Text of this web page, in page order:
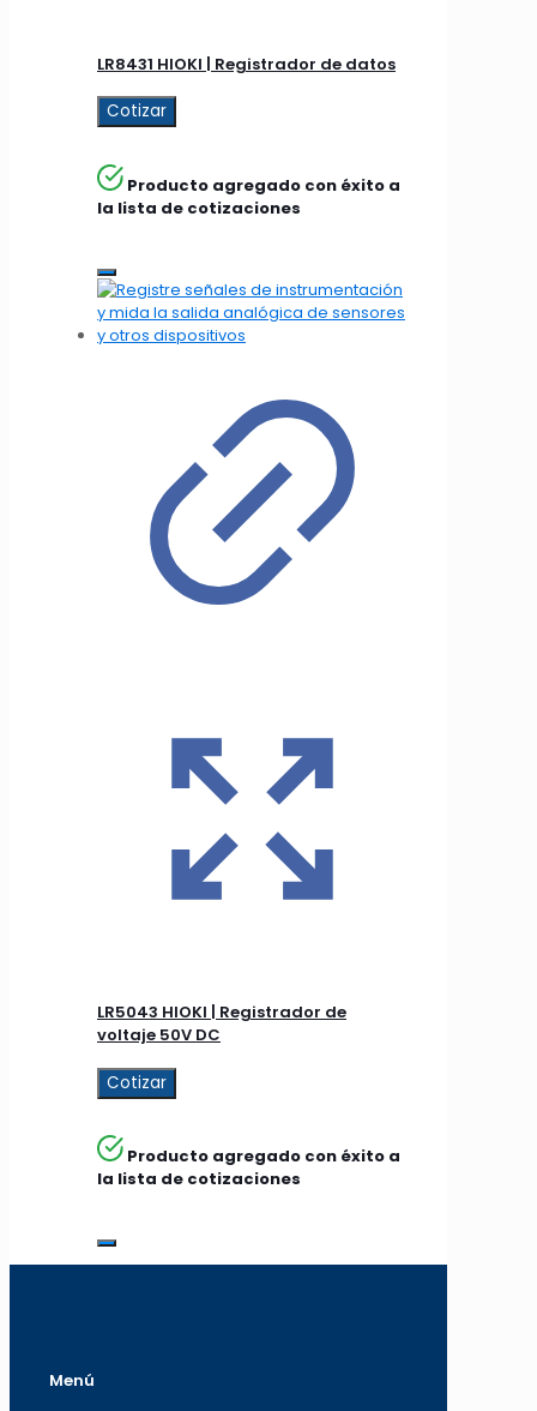
LR8431 HIOKI | Registrador de datos
Cotizar
Producto agregado con éxito a
la lista de cotizaciones
LR5043 HIOKI | Registrador de
voltaje 50V DC
Cotizar
Producto agregado con éxito a
la lista de cotizaciones
Menú